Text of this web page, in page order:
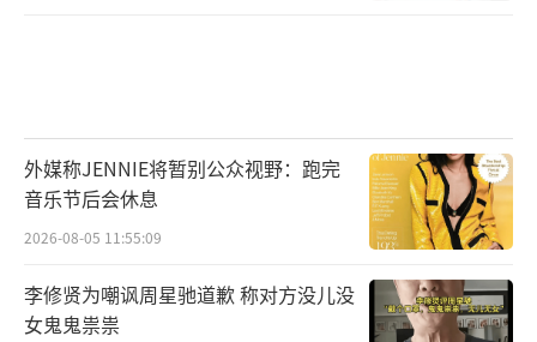
外媒称JENNIE将暂别公众视野：跑完
音乐节后会休息
2026-08-05 11:55:09
李修贤为嘲讽周星驰道歉 称对方没儿没
女鬼鬼祟祟